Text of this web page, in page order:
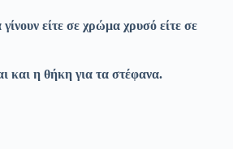
είτε σε χρώμα χρυσό είτε σε
και η θήκη για τα στέφανα.